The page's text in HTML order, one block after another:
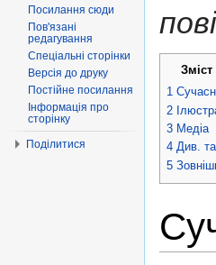
Зміст
1
2
3 Медіа
4 Див.
5
Посилання сюди
Пов'язані
редагування
Спеціальні сторінки
Версія до друку
Постійне посилання
Інформація про
сторінку
Поділитися